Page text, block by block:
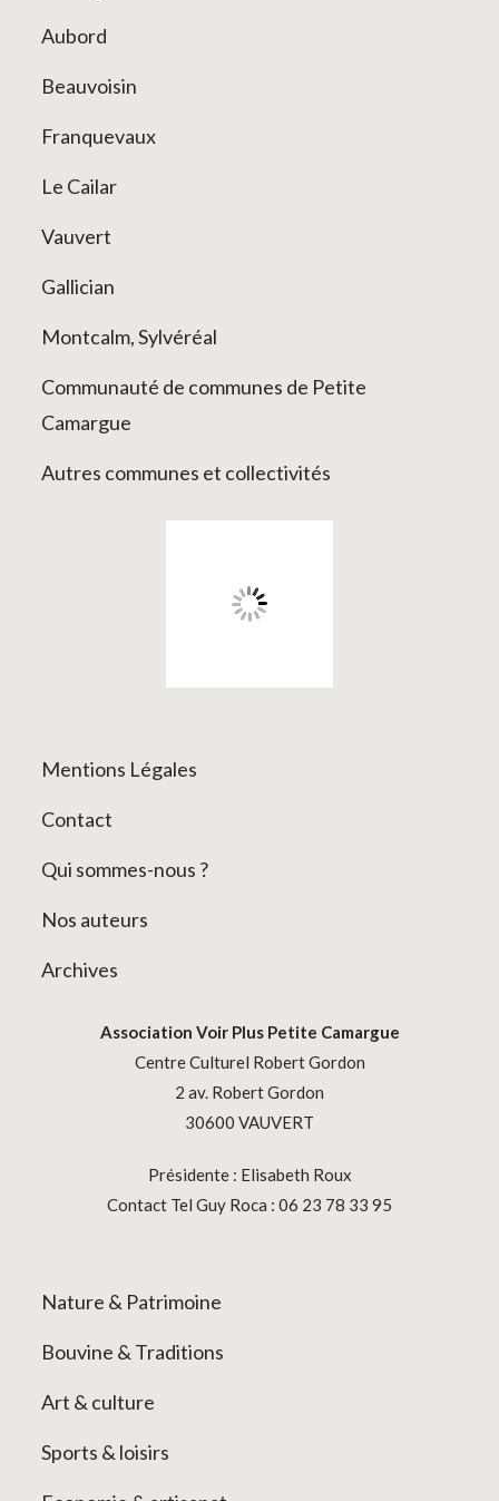
Aubord
Beauvoisin
Franquevaux
Le Cailar
Vauvert
Gallician
Montcalm, Sylvéréal
Communauté de communes de Petite
Camargue
Autres communes et collectivités
Mentions Légales
Contact
Qui sommes-nous ?
Nos auteurs
Archives
Association Voir Plus Petite Camargue
Centre Culturel Robert Gordon
2 av. Robert Gordon
30600 VAUVERT
Présidente : Elisabeth Roux
Contact Tel Guy Roca : 06 23 78 33 95
Nature & Patrimoine
Bouvine & Traditions
Art & culture
Sports & loisirs